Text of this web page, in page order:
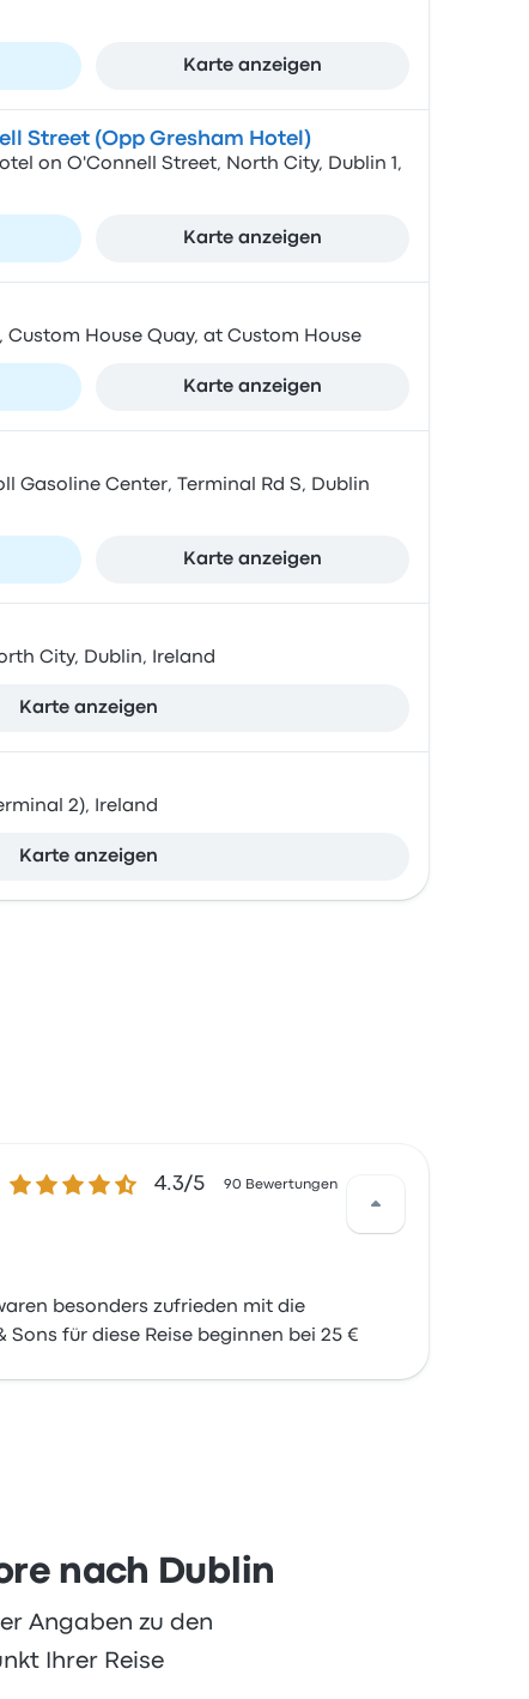
Karte anzeigen
Street (Opp Gresham Hotel)
on O'Connell Street, North City, Dublin 1,
Karte anzeigen
Custom House Quay, at Custom House
Karte anzeigen
Gasoline Center, Terminal Rd S, Dublin
Karte anzeigen
City, Dublin, Ireland
Karte anzeigen
2), Ireland
Karte anzeigen
4.3 von 5 Sternen4.3/5 90 Bewertungen
besonders zufrieden mit die
für diese Reise beginnen bei 25 €
nach Dublin
Angaben zu den
Ihrer Reise